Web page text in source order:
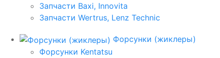
Запчасти Baxi, Innovita
Запчасти Wertrus, Lenz Technic
Форсунки (жиклеры)
Форсунки Kentatsu